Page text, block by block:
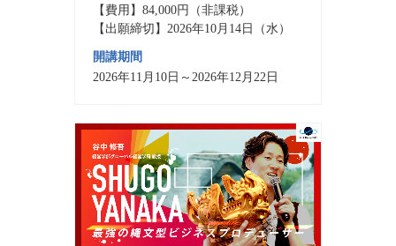
【費用】84,000円（非課税）
【出願締切】2026年10月14日（水）
開講期間
2026年11月10日～2026年12月22日